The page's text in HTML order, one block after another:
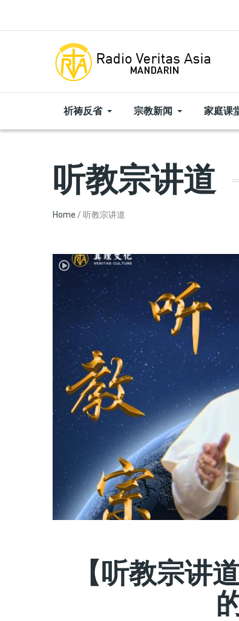
祈祷反省 宗教新闻 家庭课
听教宗讲道
Breadcrumb
Home 听教宗讲道
【听教宗讲